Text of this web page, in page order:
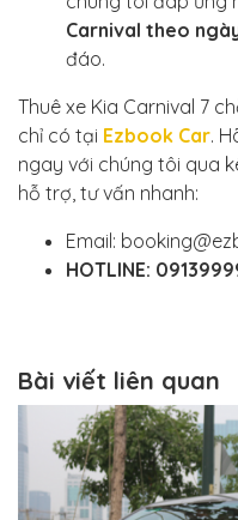
Carnival theo
đáo.
Thuê xe Kia Carnival 7
chỉ có tại Ezbook Car.
ngay với chúng tôi qua
hỗ trợ, tư vấn nhanh:
Email:
HOTLINE:
Bài viết liên quan